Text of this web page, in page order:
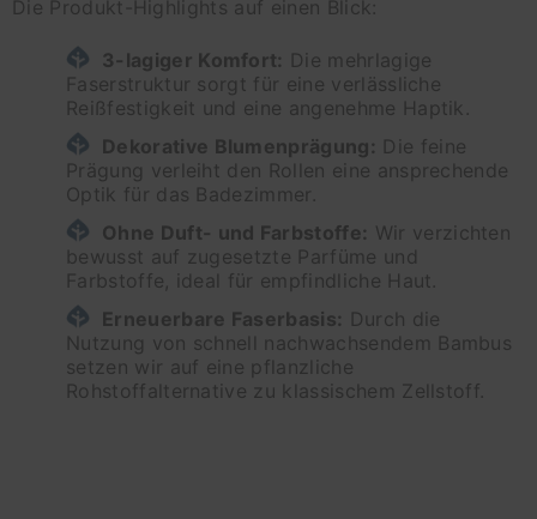
Die Produkt-Highlights auf einen Blick:
3-lagiger Komfort: Die mehrlagige
Faserstruktur sorgt für eine verlässliche
Reißfestigkeit und eine angenehme Haptik.
Dekorative Blumenprägung: Die feine
Prägung verleiht den Rollen eine ansprechende
Optik für das Badezimmer.
Ohne Duft- und Farbstoffe: Wir verzichten
bewusst auf zugesetzte Parfüme und
Farbstoffe, ideal für empfindliche Haut.
Erneuerbare Faserbasis: Durch die
Nutzung von schnell nachwachsendem Bambus
setzen wir auf eine pflanzliche
Rohstoffalternative zu klassischem Zellstoff.